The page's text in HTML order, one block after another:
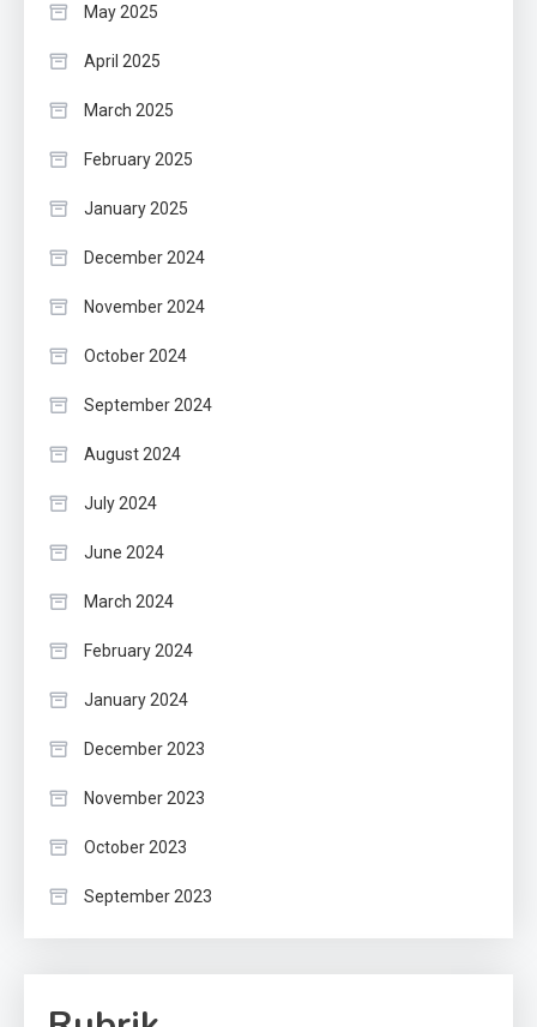
May 2025
April 2025
March 2025
February 2025
January 2025
December 2024
November 2024
October 2024
September 2024
August 2024
July 2024
June 2024
March 2024
February 2024
January 2024
December 2023
November 2023
October 2023
September 2023